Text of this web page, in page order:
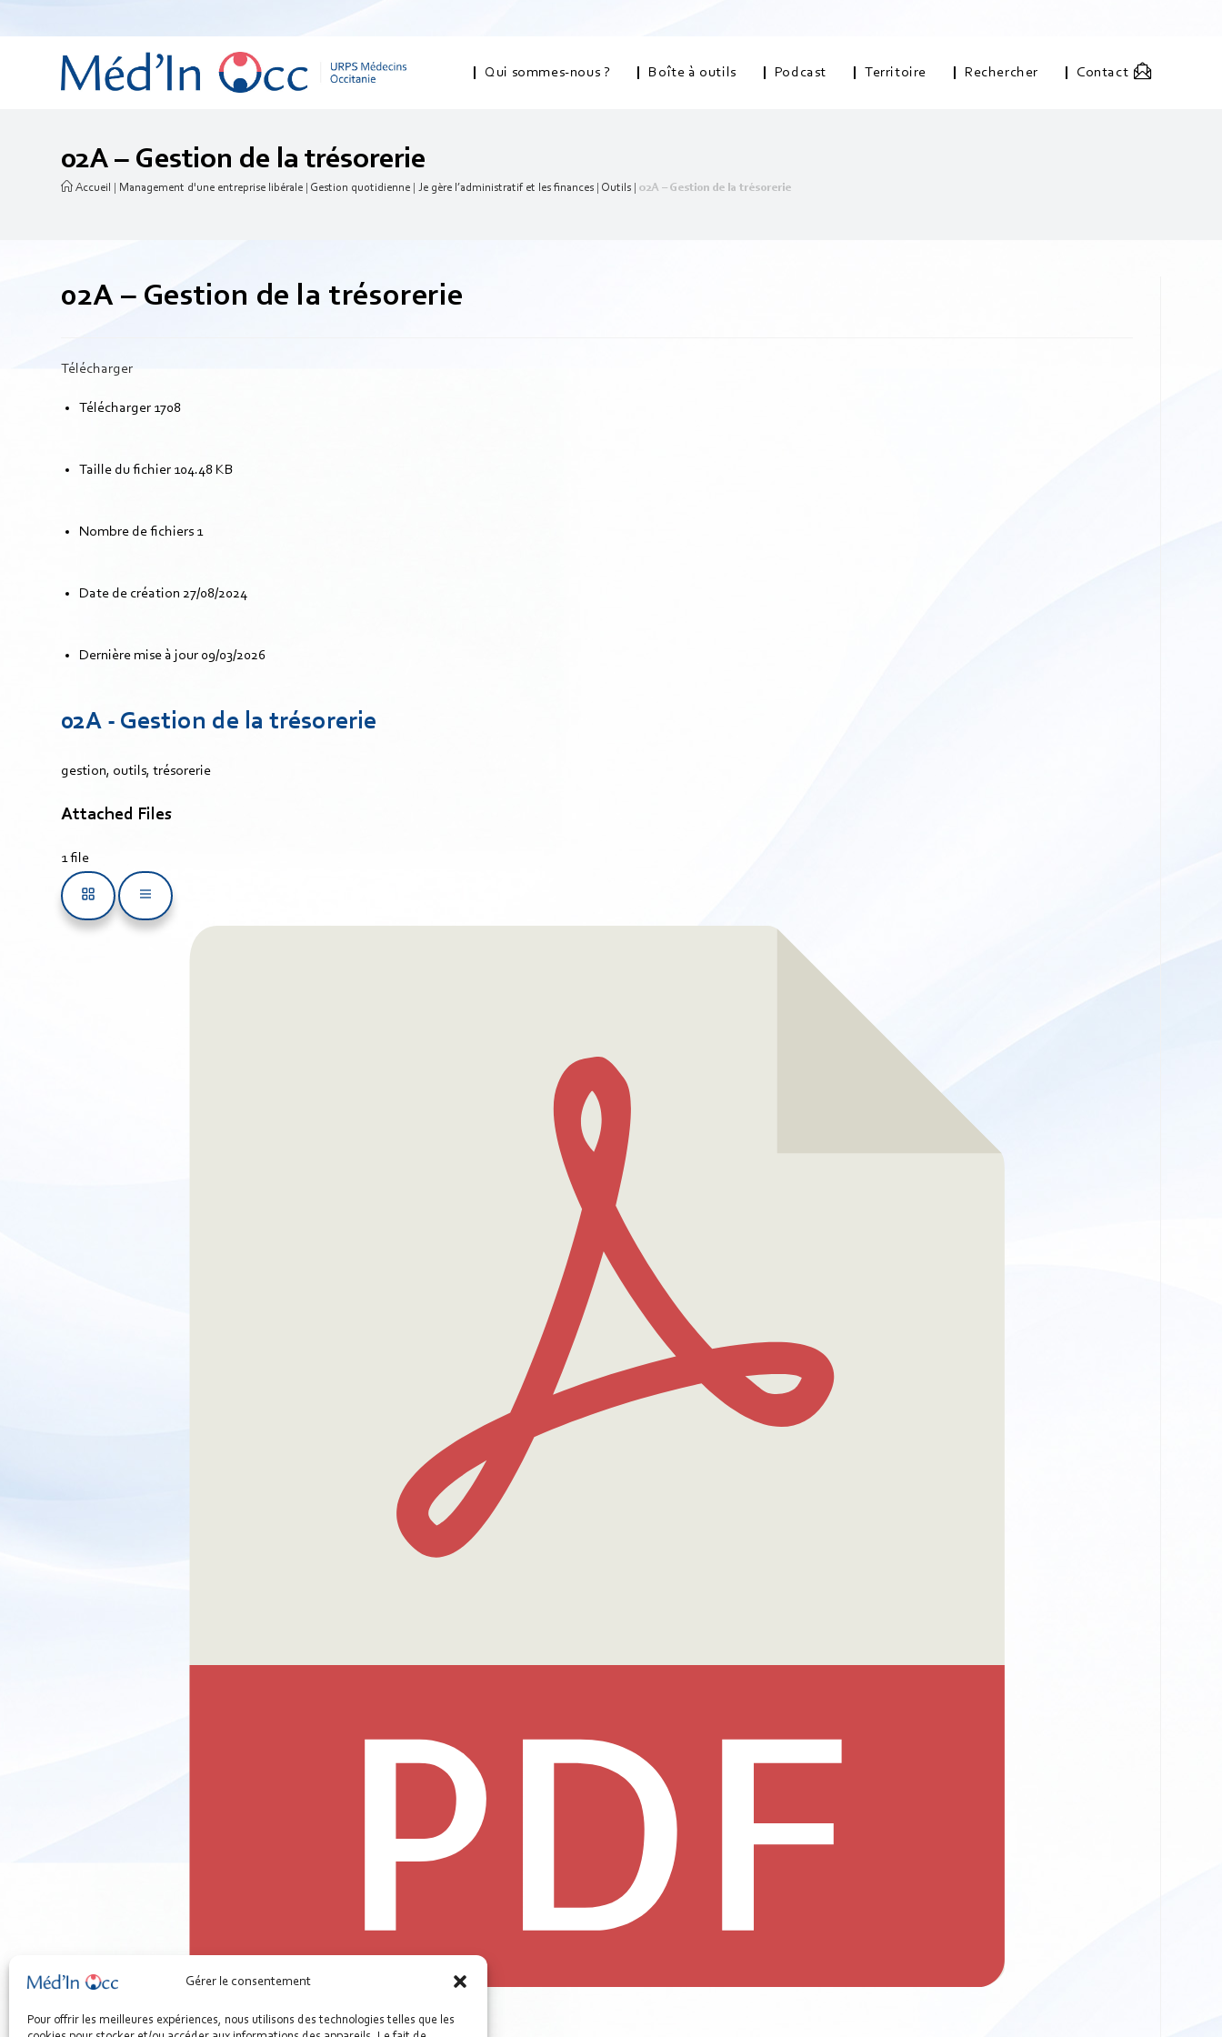
Gérer le consentement
Pour offrir les meilleures expériences, nous utilisons des technologies telles que les
Qui sommes-nous ? Boîte à outils Podcast Territoire Rechercher Contact
02A – Gestion de la trésorerie
Accueil Management d'une entreprise libérale Gestion quotidienne |Je gère l’administratif et les finances Outils |02A – Gestion de la trésorerie
02A – Gestion de la trésorerie
Télécharger
Télécharger 1708
Taille du fichier 104.48 KB
Nombre de fichiers 1
Date de création27/08/2024
Dernière mise à jour 09/03/2026
02A - Gestion de la trésorerie
gestion, outils, trésorerie
Attached Files
1 file
77.18 KB